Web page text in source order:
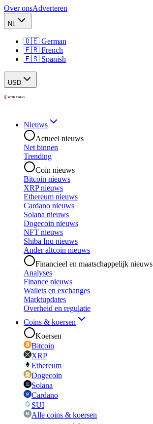
Over onsAdverteren
NL
🇩🇪 German
🇫🇷 French
🇪🇸 Spanish
USD
Nieuws
Actueel nieuws
Net binnen
Trending
Coin nieuws
Bitcoin nieuws
XRP nieuws
Ethereum nieuws
Cardano nieuws
Solana nieuws
Dogecoin nieuws
NFT nieuws
Shiba Inu nieuws
Ander altcoin nieuws
Financieel en maatschappelijk nieuws
Analyses
Finance nieuws
Wallets en exchanges
Marktupdates
Overheid en regulatie
Coins & koersen
Koersen
Bitcoin
XRP
Ethereum
Dogecoin
Solana
Cardano
SUI
Alle coins & koersen